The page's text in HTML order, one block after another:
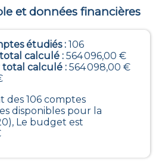
et données financières
étudiés : 106
calculé : 564 096,00 €
calculé : 564 098,00 €
des 106 comptes
disponibles pour la
Le budget est